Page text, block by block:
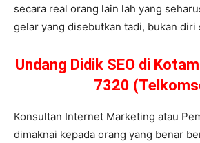
secara real orang lain lah yang
gelar yang disebutkan tadi, bukan diri
Undang Didik SEO di
7320
Konsultan Internet Marketing atau
dimaknai kepada orang yang benar